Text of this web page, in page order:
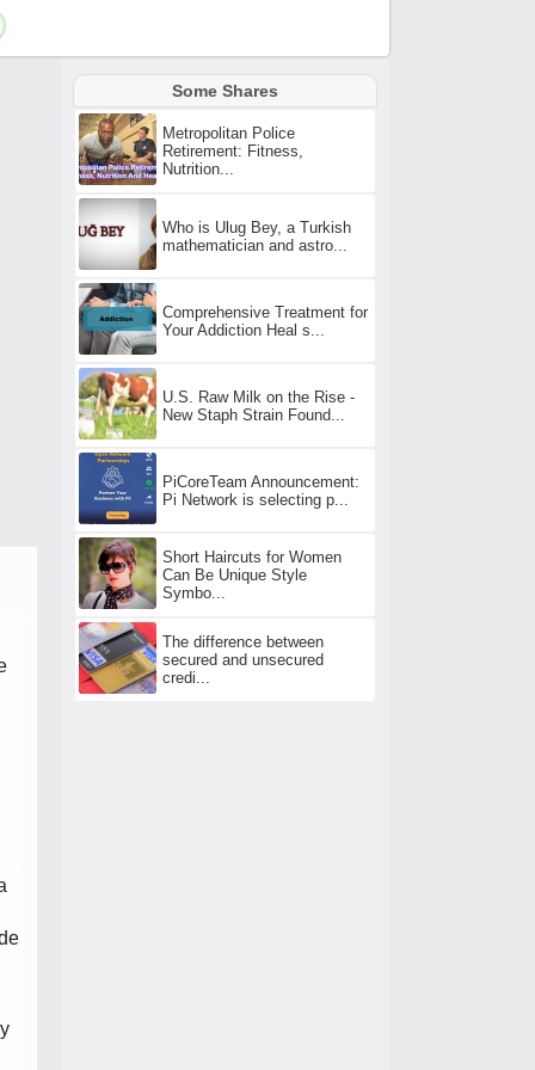
Some Shares
Metropolitan Police
Retirement: Fitness,
Nutrition...
Who is Ulug Bey, a Turkish
mathematician and astro...
Comprehensive Treatment for
Your Addiction Heal s...
U.S. Raw Milk on the Rise -
New Staph Strain Found...
PiCoreTeam Announcement:
Pi Network is selecting p...
Short Haircuts for Women
Can Be Unique Style
Symbo...
The difference between
secured and unsecured
credi...